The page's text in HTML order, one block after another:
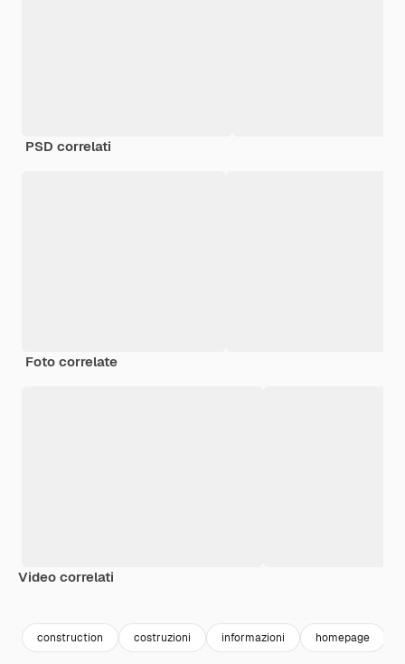
PSD correlati
Foto correlate
Video correlati
construction costruzioni informazioni homepage